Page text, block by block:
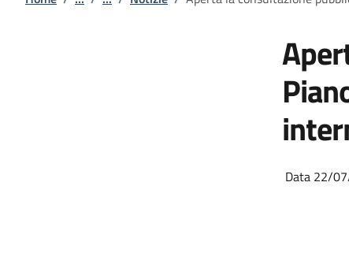
Data 22/